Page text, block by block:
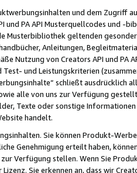
und dem Zugriff
und PA API Musterquellcodes und
Musterbibliothek geltenden
Anleitungen,
Nutzung von Creators API und PA
und Leistungskriterien
schließt ausdrücklich
alle von uns zur Verfügung
Texte oder sonstige
handelt.
Sie können Produkt-
Genehmigung erteilt haben,
zur Verfügung stellen. Wenn Sie
Sie erkennen an, dass wir